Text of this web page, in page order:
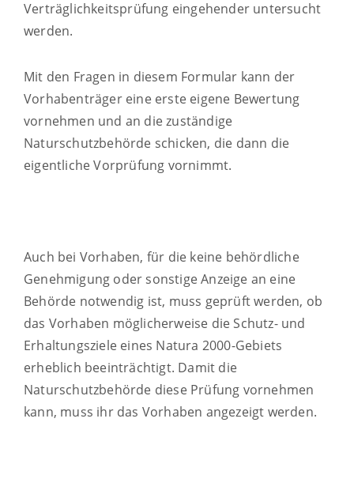
Verträglichkeitsprüfung eingehender untersucht
werden.
Mit den Fragen in diesem Formular kann der
Vorhabenträger eine erste eigene Bewertung
vornehmen und an die zuständige
Naturschutzbehörde schicken, die dann die
eigentliche Vorprüfung vornimmt.
Auch bei Vorhaben, für die keine behördliche
Genehmigung oder sonstige Anzeige an eine
Behörde notwendig ist, muss geprüft werden, ob
das Vorhaben möglicherweise die Schutz- und
Erhaltungsziele eines Natura 2000-Gebiets
erheblich beeinträchtigt. Damit die
Naturschutzbehörde diese Prüfung vornehmen
kann, muss ihr das Vorhaben angezeigt werden.